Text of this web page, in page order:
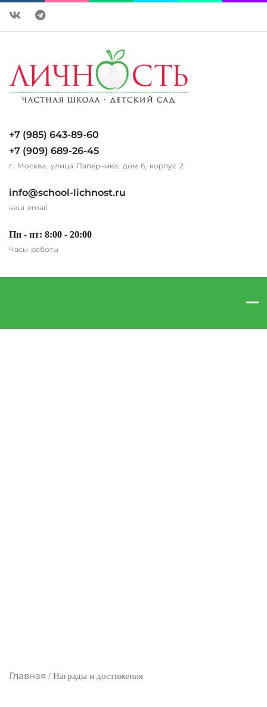
+7 (985) 643-89-60
+7 (909) 689-26-45
г. Москва, улица Паперника, дом 6, корпус 2
info@school-lichnost.ru
наш email
Пн - пт: 8:00 - 20:00
Часы работы
Главная / Награды и достижения